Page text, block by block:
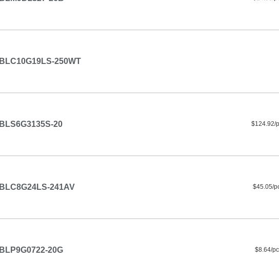
BLC10G19LS-250WT
BLS6G3135S-20 $124.92/
BLC8G24LS-241AV $45.05/
BLP9G0722-20G $8.64/